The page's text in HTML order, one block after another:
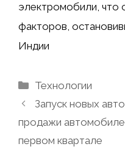
электромобили, что
факторов,
Индии
Рубрики
Технологии
Запуск новых
продажи
первом квартале